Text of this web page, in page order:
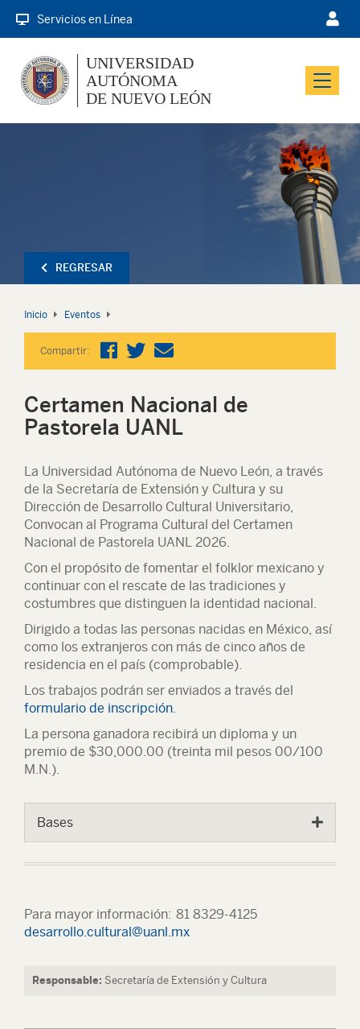
Servicios en Línea
Menu
UNIVERSIDAD
AUTÓNOMA
DE NUEVO LEÓN
REGRESAR
Inicio Eventos
Compartir:
Certamen Nacional de
Pastorela UANL
La Universidad Autónoma de Nuevo León, a través
de la Secretaría de Extensión y Cultura y su
Dirección de Desarrollo Cultural Universitario,
Convocan al Programa Cultural del Certamen
Nacional de Pastorela UANL 2026.
Con el propósito de fomentar el folklor mexicano y
continuar con el rescate de las tradiciones y
costumbres que distinguen la identidad nacional.
Dirigido a todas las personas nacidas en México, así
como los extranjeros con más de cinco años de
residencia en el país (comprobable).
Los trabajos podrán ser enviados a través del
formulario de inscripción.
La persona ganadora recibirá un diploma y un
premio de $30,000.00 (treinta mil pesos 00/100
M.N.).
Bases
Para mayor información: 81 8329-4125
desarrollo.cultural@uanl.mx
Responsable: Secretaría de Extensión y Cultura